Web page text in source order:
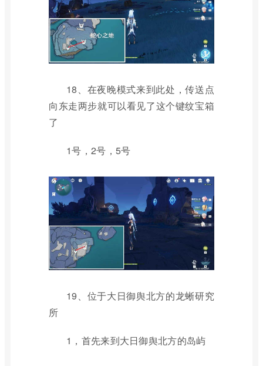
18、在夜晚模式来到此处，传送点
向东走两步就可以看见了这个键纹宝箱
了
1号，2号，5号
19、位于大日御舆北方的龙蜥研究
所
1，首先来到大日御舆北方的岛屿